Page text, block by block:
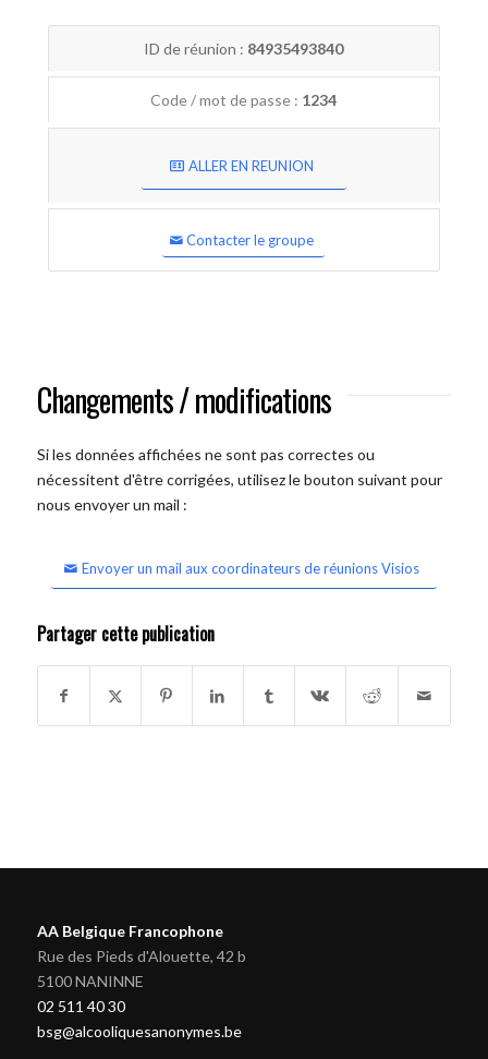
ID de réunion : 84935493840
Code / mot de passe : 1234
ALLER EN REUNION
Contacter le groupe
Changements / modifications
Si les données affichées ne sont pas correctes ou
nécessitent d'être corrigées, utilisez le bouton suivant pour
nous envoyer un mail :
Envoyer un mail aux coordinateurs de réunions Visios
Partager cette publication
AA Belgique Francophone
Rue des Pieds d'Alouette, 42 b
5100 NANINNE
02 511 40 30
bsg@alcooliquesanonymes.be